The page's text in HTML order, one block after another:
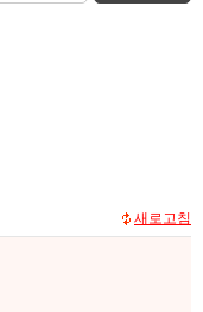
새로고침